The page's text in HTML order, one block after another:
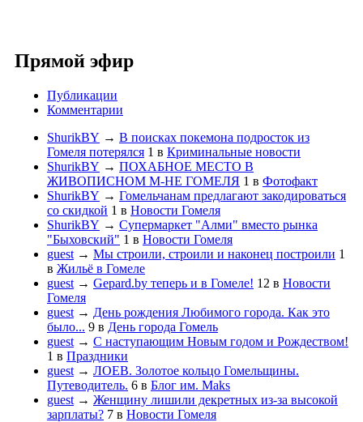
Прямой эфир
Публикации
Комментарии
ShurikBY → В поисках покемона подросток из
Гомеля потерялся 1 в Криминальные новости
ShurikBY → ПОХАБНОЕ МЕСТО В
ЖИВОПИСНОМ М-НЕ ГОМЕЛЯ 1 в Фотофакт
ShurikBY → Гомельчанам предлагают закодироваться
со скидкой 1 в Новости Гомеля
ShurikBY → Супермаркет "Алми" вместо рынка
"Быховский" 1 в Новости Гомеля
guest → Мы строили, строили и наконец построили 1
в Жильё в Гомеле
guest → Gepard.by теперь и в Гомеле! 12 в Новости
Гомеля
guest → День рождения Любимого города. Как это
было... 9 в День города Гомель
guest → С наступающим Новым годом и Рождеством!
1 в Праздники
guest → ЛОЕВ. Золотое кольцо Гомельщины.
Путеводитель. 6 в Блог им. Maks
guest → Женщину лишили декретных из-за высокой
зарплаты? 7 в Новости Гомеля